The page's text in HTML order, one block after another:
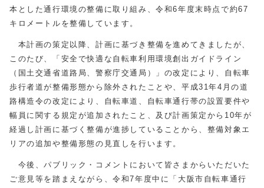
本とした通行環境の整備に取り組み、令和6年度末時点で約67
キロメートルを整備しています。
本計画の策定以降、計画に基づき整備を進めてきましたが、
このたび、「安全で快適な自転車利用環境創出ガイドライン
（国土交通省道路局、警察庁交通局）」の改定により、自転車
歩行者道が整備形態から除外されたことや、平成31年4月の道
路構造令の改定により、自転車道、自転車通行帯の設置要件や
幅員に関する規定が追加されたこと、及び計画策定から10年が
経過し計画に基づく整備が進捗していることから、整備対象エ
リアの追加や整備形態の見直しを行います。
今後、パブリック・コメントにおいて皆さまからいただいた
ご意見等を踏まえながら、令和7年度中に「大阪市自転車通行